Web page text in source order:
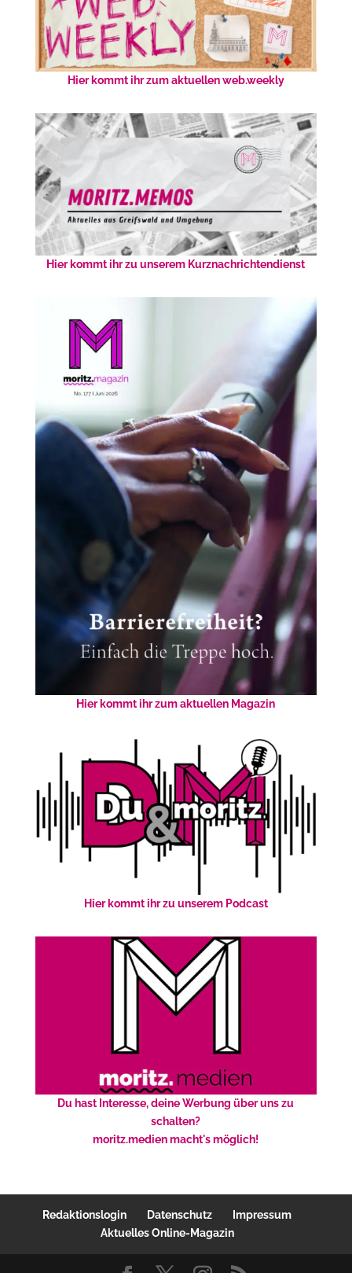
Hier kommt ihr zum aktuellen web.weekly
Hier kommt ihr zu unserem Kurznachrichtendienst
Hier kommt ihr zum aktuellen Magazin
Hier kommt ihr zu unserem Podcast
Du hast Interesse, deine Werbung über uns zu
schalten?
moritz.medien macht's möglich!
Redaktionslogin Datenschutz
Impressum
Aktuelles Online-Magazin